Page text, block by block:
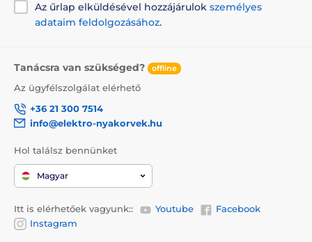
Az űrlap elküldésével hozzájárulok személyes
adataim feldolgozásához.
Tanácsra van szükséged? offline
Az ügyfélszolgálat elérhető
+36 21 300 7514
info@elektro-nyakorvek.hu
Hol találsz bennünket
Magyar
Itt is elérhetőek vagyunk:: Youtube
Facebook
Instagram